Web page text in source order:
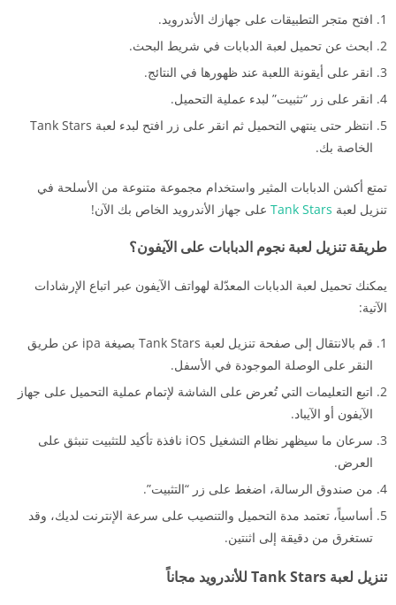
افتح متجر التطبيقات على جهازك الأندرويد.
ابحث عن تحميل لعبة الدبابات في شريط البحث.
انقر على أيقونة اللعبة عند ظهورها في النتائج.
انقر على زر “تثبيت” لبدء عملية التحميل.
انتظر حتى ينتهي التحميل ثم انقر على زر افتح لبدء لعبة Tank Stars
الخاصة بك.
تمتع أكشن الدبابات المثير واستخدام مجموعة متنوعة من الأسلحة في
تنزيل لعبة Tank Stars على جهاز الأندرويد الخاص بك الآن!
طريقة تنزيل لعبة نجوم الدبابات على الآيفون؟
يمكنك تحميل لعبة الدبابات المعدّلة لهواتف الآيفون عبر اتباع الإرشادات
الآتية:
قم بالانتقال إلى صفحة تنزيل لعبة Tank Stars بصيغة ipa عن طريق
النقر على الوصلة الموجودة في الأسفل.
اتبع التعليمات التي تُعرض على الشاشة لإتمام عملية التحميل على جهاز
الآيفون أو الآيباد.
سرعان ما سيظهر نظام التشغيل iOS نافذة تأكيد للتثبيت تنبثق على
العرض.
من صندوق الرسالة، اضغط على زر “التثبيت”.
أساسياً، تعتمد مدة التحميل والتنصيب على سرعة الإنترنت لديك، وقد
تستغرق من دقيقة إلى اثنتين.
تنزيل لعبة Tank Stars للأندرويد مجاناً